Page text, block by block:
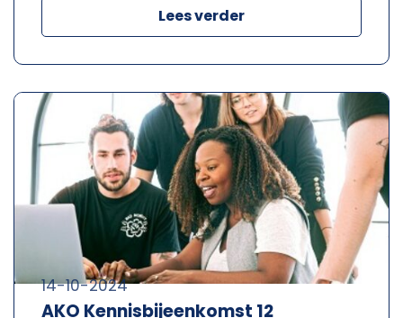
Lees verder
AKO Kennisbijeenkomst 12
14-10-2024